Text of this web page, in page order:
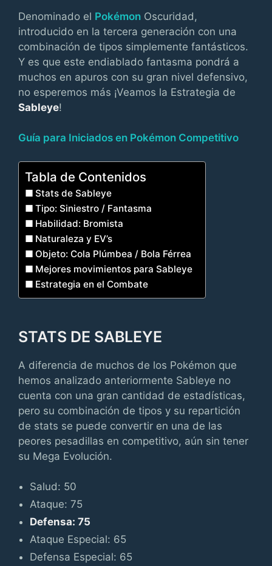
Denominado el Pokémon Oscuridad,
introducido en la tercera generación con una
combinación de tipos simplemente fantásticos.
Y es que este endiablado fantasma pondrá a
muchos en apuros con su gran nivel defensivo,
no esperemos más ¡Veamos la Estrategia de
Sableye!
Guía para Iniciados en Pokémon Competitivo
Tabla de Contenidos
Stats de Sableye
Tipo: Siniestro / Fantasma
Habilidad: Bromista
Naturaleza y EV’s
Objeto: Cola Plúmbea / Bola Férrea
Mejores movimientos para Sableye
Estrategia en el Combate
STATS DE SABLEYE
A diferencia de muchos de los Pokémon que
hemos analizado anteriormente Sableye no
cuenta con una gran cantidad de estadísticas,
pero su combinación de tipos y su repartición
de stats se puede convertir en una de las
peores pesadillas en competitivo, aún sin tener
su Mega Evolución.
Salud: 50
Ataque: 75
Defensa: 75
Ataque Especial: 65
Defensa Especial: 65